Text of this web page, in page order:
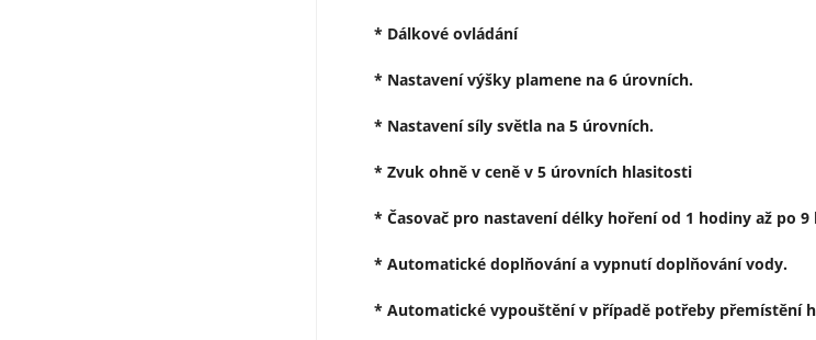
* Dálkové ovládání
* Nastavení výšky plamene na 6 úrovních.
* Nastavení síly světla na 5 úrovních.
* Zvuk ohně v ceně v 5 úrovních hlasitosti
* Časovač pro nastavení délky hoření od 1 hodiny až po 9
* Automatické doplňování a vypnutí doplňování vody.
* Automatické vypouštění v případě potřeby přemístění